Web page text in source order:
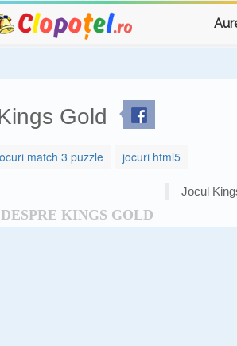
Gold
match 3 puzzle jocuri html5
DESPRE KINGS GOLD
Jocul